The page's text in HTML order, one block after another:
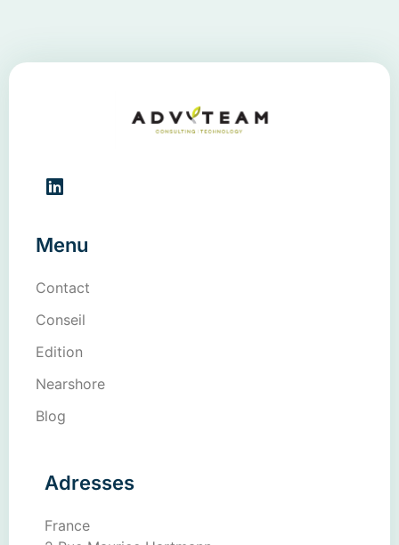
Menu
Contact
Conseil
Edition
Nearshore
Blog
Adresses
France